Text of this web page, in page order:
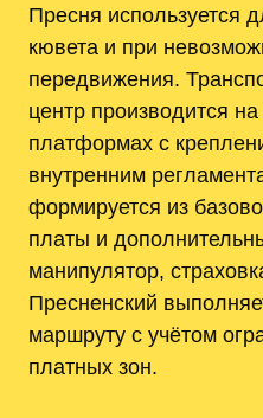
Пресня используется
кювета и при
передвижения.
центр производится
платформах с
внутренним
формируется из
платы и
манипулятор,
Пресненский
маршруту с учётом
платных зон.